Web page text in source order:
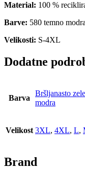
Material: 100 %
Barve: 580 temno
Velikosti: S-4XL
Dodatne
Barva
Bršljanasto
modra
Velikost 3XL, 4XL, L,
Brand